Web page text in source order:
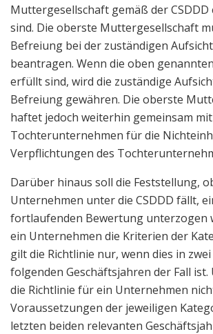
Muttergesellschaft gemäß der
sind. Die oberste Muttergesellschaft
Befreiung bei der zuständigen
beantragen. Wenn die oben
erfüllt sind, wird die zuständige
Befreiung gewähren. Die oberste
haftet jedoch weiterhin gemeinsam
Tochterunternehmen für die
Verpflichtungen des
Darüber hinaus soll die Feststellung,
Unternehmen unter die CSDDD fällt,
fortlaufenden Bewertung unterzogen
ein Unternehmen die Kriterien der
gilt die Richtlinie nur, wenn dies in
folgenden Geschäftsjahren der Fall
die Richtlinie für ein Unternehmen
Voraussetzungen der jeweiligen
letzten beiden relevanten